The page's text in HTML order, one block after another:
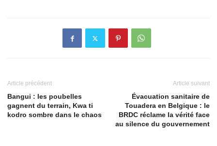
Article précédent
Bangui : les poubelles
gagnent du terrain, Kwa ti
kodro sombre dans le chaos
Article suivant
Évacuation sanitaire de
Touadera en Belgique : le
BRDC réclame la vérité face
au silence du gouvernement